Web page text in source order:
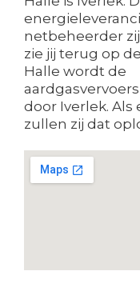
netbeheerder
zie jij terug op
Halle wordt de
door Iverlek. Als
zullen zij dat